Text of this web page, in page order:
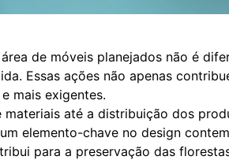
de móveis planejados não é
Essas ações não apenas
mais exigentes.
até a distribuição dos
elemento-chave no design
para a preservação das